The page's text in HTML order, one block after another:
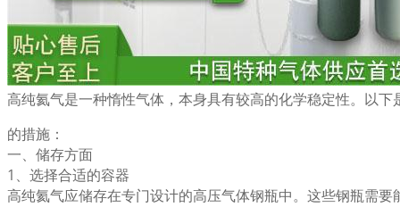
高纯氦气是一种惰性气体，本身具有较高的化学稳定性。以
的措施：
一、储存方面
1、选择合适的容器
高纯氦气应储存在专门设计的高压气体钢瓶中。这些钢瓶需